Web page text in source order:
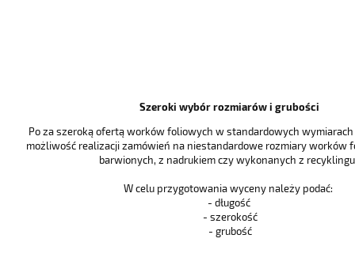
Szeroki wybór rozmiarów i grubości
Po za szeroką ofertą worków foliowych w standardowych
możliwość realizacji zamówień na niestandardowe rozmiary worków
barwionych, z nadrukiem czy wykonanych z
W celu przygotowania wyceny należy podać:
- długość
- szerokość
- grubość